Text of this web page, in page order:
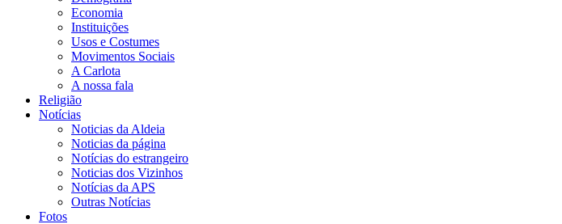
Economia
Instituições
Usos e Costumes
Movimentos Sociais
A Carlota
A nossa fala
Religião
Notícias
Noticias da Aldeia
Noticias da página
Notícias do estrangeiro
Noticias dos Vizinhos
Notícias da APS
Outras Notícias
Fotos